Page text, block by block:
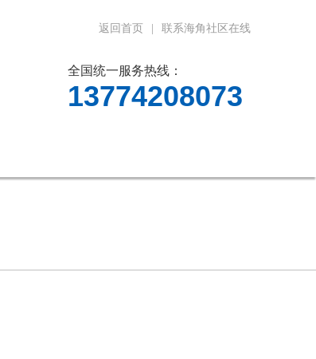
返回首页
联系海角社区在线
全国统一服务热线：
13774208073